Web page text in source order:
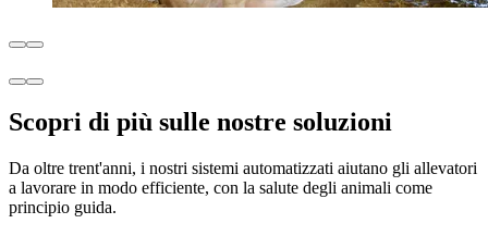
Scopri di più sulle nostre soluzioni
Da oltre trent'anni, i nostri sistemi automatizzati aiutano gli allevatori
a lavorare in modo efficiente, con la salute degli animali come
principio guida.